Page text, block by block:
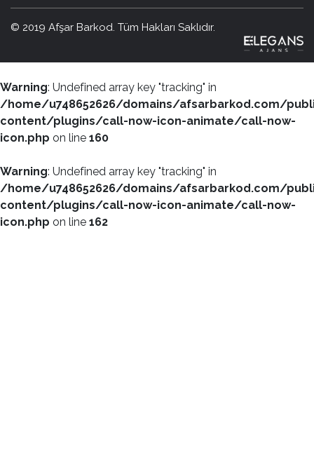
© 2019 Afşar Barkod. Tüm Hakları Saklıdır.
Warning: Undefined array key "tracking" in
/home/u748652626/domains/afsarbarkod.com/
content/plugins/call-now-icon-animate/call-now-
icon.php on line 160
Warning: Undefined array key "tracking" in
/home/u748652626/domains/afsarbarkod.com/
content/plugins/call-now-icon-animate/call-now-
icon.php on line 162